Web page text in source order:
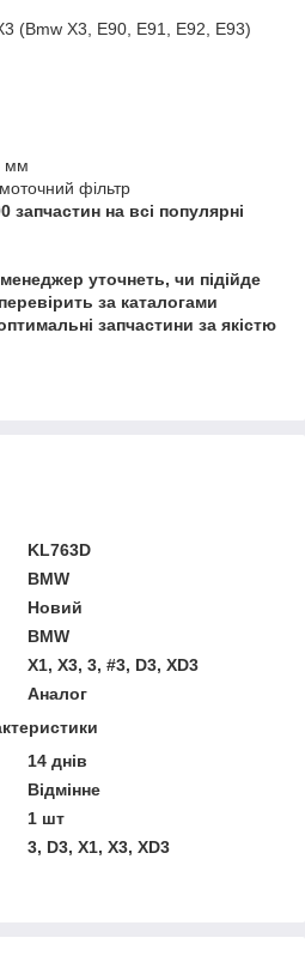
(Bmw X3, E90, E91, E92, E93)
мм
фільтр
запчастин на всі популярні
уточнеть, чи підійде
за каталогами
запчастини за якістю
KL763D
BMW
Новий
BMW
X1, X3, 3, #3, D3, XD3
Аналог
14 днів
Відмінне
1 шт
3, D3, X1, X3, XD3